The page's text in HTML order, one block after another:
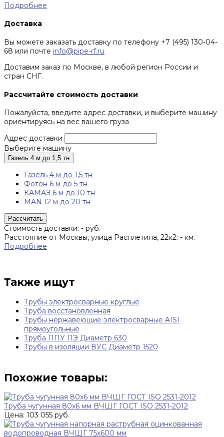
Подробнее
Доставка
Вы можете заказать доставку по телефону +7 (495) 130-04-
68 или почте info@pipe-rf.ru
Доставим заказ по Москве, в любой регион России и
стран СНГ.
Рассчитайте стоимость доставки
Пожалуйста, введите адрес доставки, и выберите машину
ориентируясь на вес вашего груза
Адрес доставки
Выберите машину
Газель 4 м до 1,5 тн
Газель 4 м до 1,5 тн
Фотон 6 м до 5 тн
КАМАЗ 6 м до 10 тн
MAN 12 м до 20 тн
Рассчитать
Стоимость доставки: - руб.
Расстояние от Москвы, улица Расплетина, 22к2: - км.
Подробнее
Также ищут
Трубы электросварные круглые
Труба восстановленная
Трубы нержавеющие электросварные AISI
прямоугольные
Труба ППУ ПЭ Диаметр 630
Трубы в изоляции ВУС Диаметр 1520
Похожие товары:
Труба чугунная 80х6 мм ВЧШГ ГОСТ ISO 2531-2012
Цена: 103 055 руб.